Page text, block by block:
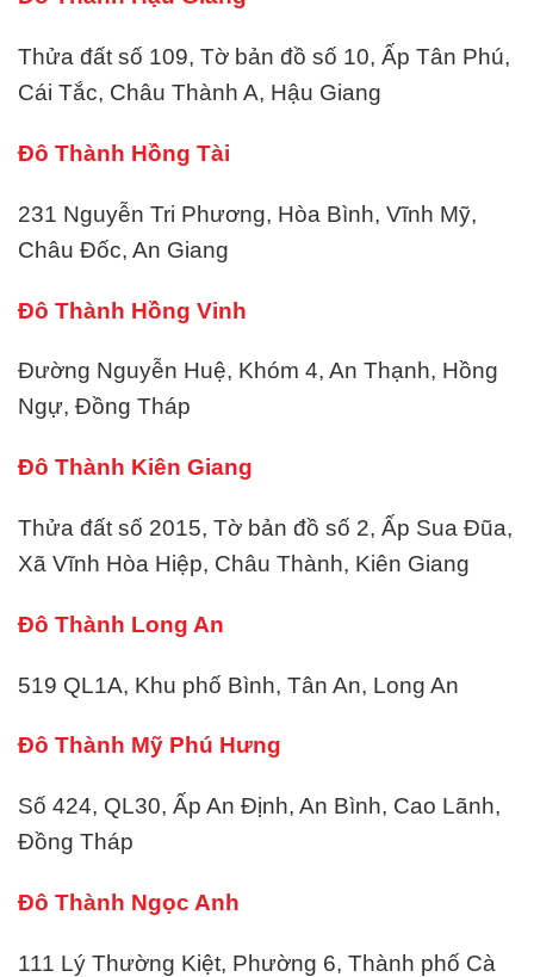
Thửa đất số 109, Tờ bản đồ số 10, Ấp Tân Phú,
Cái Tắc, Châu Thành A, Hậu Giang
Đô Thành Hồng Tài
231 Nguyễn Tri Phương, Hòa Bình, Vĩnh Mỹ,
Châu Đốc, An Giang
Đô Thành Hồng Vinh
Đường Nguyễn Huệ, Khóm 4, An Thạnh, Hồng
Ngự, Đồng Tháp
Đô Thành Kiên Giang
Thửa đất số 2015, Tờ bản đồ số 2, Ấp Sua Đũa,
Xã Vĩnh Hòa Hiệp, Châu Thành, Kiên Giang
Đô Thành Long An
519 QL1A, Khu phố Bình, Tân An, Long An
Đô Thành Mỹ Phú Hưng
Số 424, QL30, Ấp An Định, An Bình, Cao Lãnh,
Đồng Tháp
Đô Thành Ngọc Anh
111 Lý Thường Kiệt, Phường 6, Thành phố Cà